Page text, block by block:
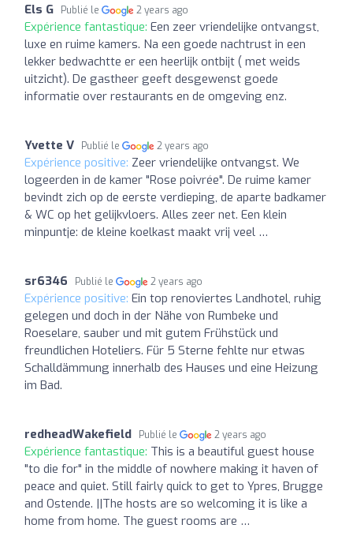
Els G Publié le 2 years ago
Expérience fantastique: Een zeer vriendelijke ontvangst,
luxe en ruime kamers. Na een goede nachtrust in een
lekker bedwachtte er een heerlijk ontbijt ( met weids
uitzicht). De gastheer geeft desgewenst goede
informatie over restaurants en de omgeving enz.
Yvette V Publié le 2 years ago
Expérience positive: Zeer vriendelijke ontvangst. We
logeerden in de kamer "Rose poivrée". De ruime kamer
bevindt zich op de eerste verdieping, de aparte badkamer
& WC op het gelijkvloers. Alles zeer net. Een klein
minpuntje: de kleine koelkast maakt vrij veel …
sr6346 Publié le 2 years ago
Expérience positive: Ein top renoviertes Landhotel, ruhig
gelegen und doch in der Nähe von Rumbeke und
Roeselare, sauber und mit gutem Frühstück und
freundlichen Hoteliers. Für 5 Sterne fehlte nur etwas
Schalldämmung innerhalb des Hauses und eine Heizung
im Bad.
redheadWakefield Publié le 2 years ago
Expérience fantastique: This is a beautiful guest house
"to die for" in the middle of nowhere making it haven of
peace and quiet. Still fairly quick to get to Ypres, Brugge
and Ostende. ||The hosts are so welcoming it is like a
home from home. The guest rooms are …